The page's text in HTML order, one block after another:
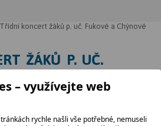
Třídní koncert žáků p. uč. Fukové a Chýnové
ŽÁKŮ P. UČ.
– využívejte web
rychle našli vše potřebné, nemuseli